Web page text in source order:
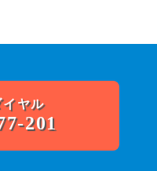
イヤル
201